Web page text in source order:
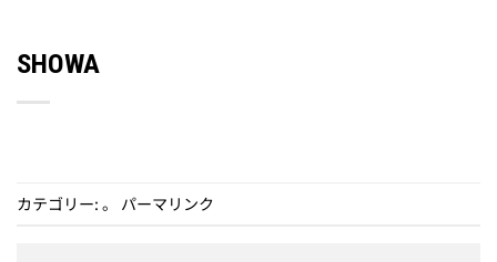
SHOWA
カテゴリー: 。 パーマリンク